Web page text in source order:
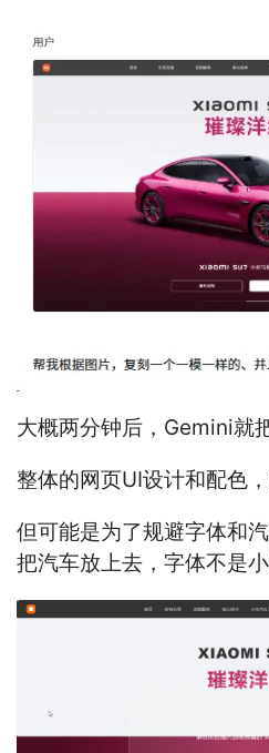
大概两分钟后，Gemini就
整体的网页UI设计和配色
但可能是为了规避字体和
把汽车放上去，字体不是